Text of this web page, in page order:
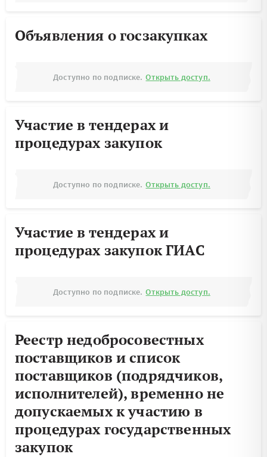
Объявления о госзакупках
Доступно по подписке. Открыть доступ.
Участие в тендерах и
процедурах закупок
Доступно по подписке. Открыть доступ.
Участие в тендерах и
процедурах закупок ГИАС
Доступно по подписке. Открыть доступ.
Реестр недобросовестных
поставщиков и список
поставщиков (подрядчиков,
исполнителей), временно не
допускаемых к участию в
процедурах государственных
закупок